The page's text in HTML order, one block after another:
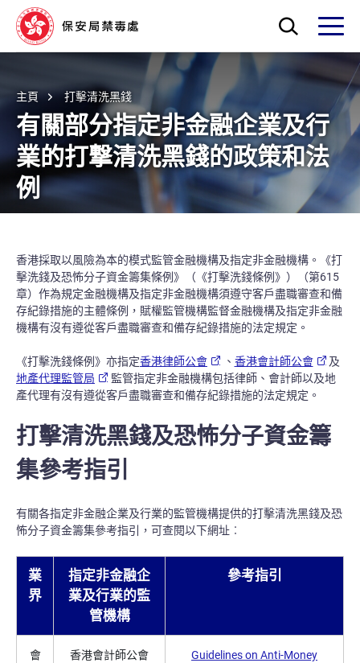
Skip to main content
打開搜索框
打開
主頁 打擊清洗黑錢
有關部分指定非金融企業及行
業的打撃清洗黑錢的政策和法
例
香港採取以風險為本的模式監管金融機構及指定非金融機構。《打
擊洗錢及恐怖分子資金籌集條例》（《打擊洗錢條例》）（第615
章）作為規定金融機構及指定非金融機構須遵守客戶盡職審查和備
存紀錄措施的主體條例，賦權監管機構監督金融機構及指定非金融
機構有沒有遵從客戶盡職審查和備存紀錄措施的法定規定。
《打擊洗錢條例》亦指定香港律師公會 、 香港會計師公會
及
地產代理監管局
監管指定非金融機構包括律師、會計師以及地
產代理有沒有遵從客戶盡職審查和備存紀錄措施的法定規定。
打擊清洗黑錢及恐怖分子資金籌
集參考指引
有關各指定非金融企業及行業的監管機構提供的打擊清洗黑錢及恐
怖分子資金籌集參考指引，可查閱以下網址︰
業
界
指定非金融企
業及行業的監
管機構
參考指引
會
香港會計師公會
Guidelines on Anti-Money